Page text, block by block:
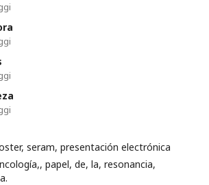
seram, presentación electrónica
papel, de, la, resonancia,